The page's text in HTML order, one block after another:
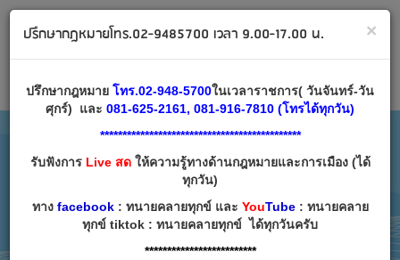
Email:decha007@decha.com
เข้าสู่ระบบ สมัครสมาชิก
×
ปรึกษากฎหมายโทร.02-9485700 เวลา 9.00-17.00 น.
ปรึกษากฎหมาย โทร.02-948-5700ในเวลาราชการ( วันจันทร์-วัน
ศุกร์) และ 081-625-2161, 081-916-7810 (โทรได้ทุกวัน)
*********************************************
รับฟังการLive สดให้ความรู้ทางด้านกฎหมายและการเมือง (ได้
ทุกวัน)
ทาง facebook: ทนายคลายทุกข์ และ YouTube: ทนายคลาย
ทุกข์ tiktok : ทนายคลายทุกข์ ได้ทุกวันครับ
*************************